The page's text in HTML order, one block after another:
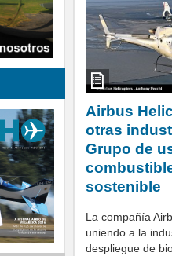
Airbus
otras
Grupo de
sostenible
La compañía
uniendo a la
despliegue de